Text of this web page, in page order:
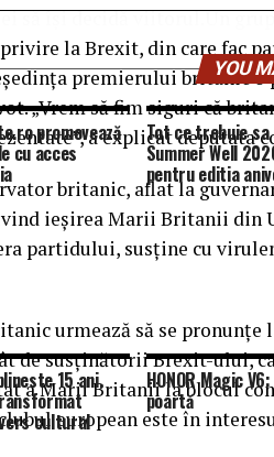
să îşi decidă viitorul.Un
la Brexit, din care fac
premierului britanic o
„Vrem să fim siguri că
a explicat deputata
britanic, aflat la
ieşirea Marii Britanii din
partidului, susţine cu
urmează să se
de susţinătorii Brexit-ului,
a Marii Britanii la blocul
european este în
YOU
promovează
cu acces
Tot ce trebuie
Summer Well
pentru editia
15 ani.
cultural
HONOR Magic
poartă